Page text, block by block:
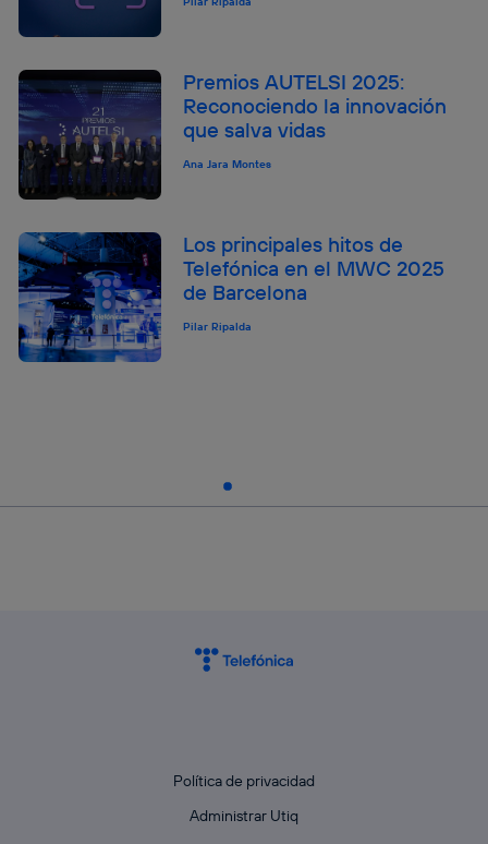
Premios AUTELSI 2025:
Reconociendo la innovación
que salva vidas
Ana Jara Montes
Los principales hitos de
Telefónica en el MWC 2025
de Barcelona
Pilar Ripalda
Política de privacidad
Administrar Utiq